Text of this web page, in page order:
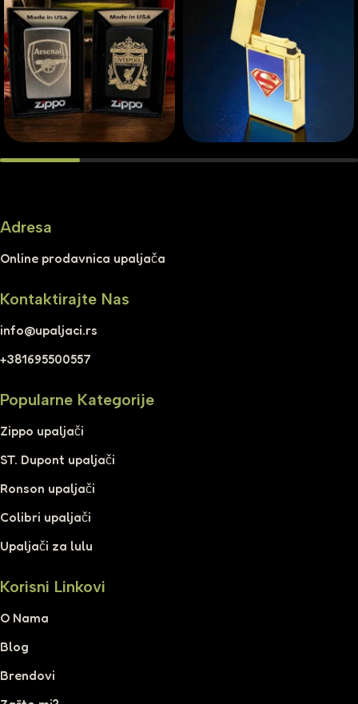
Adresa
Online prodavnica upaljača
Kontaktirajte Nas
info@upaljaci.rs
+381695500557
Popularne Kategorije
Zippo upaljači
ST. Dupont upaljači
Ronson upaljači
Colibri upaljači
Upaljači za lulu
Korisni Linkovi
O Nama
Blog
Brendovi